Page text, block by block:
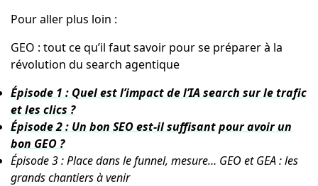
Pour aller plus loin :
GEO : tout ce qu’il faut savoir pour se préparer à la
révolution du search agentique
Épisode 1 : Quel est l’impact de l’IA search sur le trafic
et les clics ?
Épisode 2 : Un bon SEO est-il suffisant pour avoir un
bon GEO ?
Épisode 3 : Place dans le funnel, mesure… GEO et GEA : les
grands chantiers à venir